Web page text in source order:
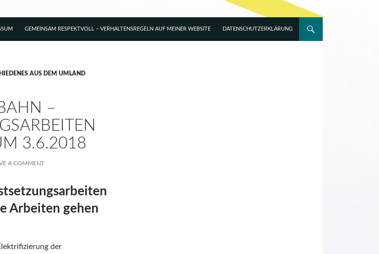
DATENSCHUTZERKLÄRUNG
GEMEINSAM RESPEKTVOLL – VERHALTENSREGELN AUF MEINER WEBSITE
AUS DEM UMLAND
–
3.6.2018
A COMMENT
Arbeiten gehen
der